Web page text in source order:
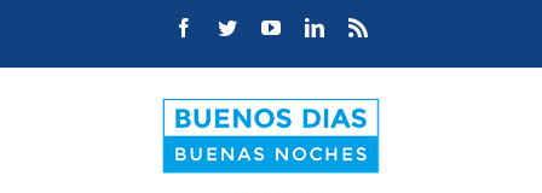
Facebook
TwitterYouTubeLinkedIn